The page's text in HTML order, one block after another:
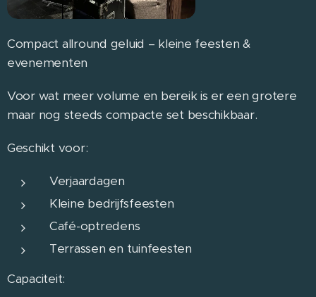
Compact allround geluid – kleine feesten &
evenementen
Voor wat meer volume en bereik is er een grotere
maar nog steeds compacte set beschikbaar.
Geschikt voor:
Verjaardagen
Kleine bedrijfsfeesten
Café-optredens
Terrassen en tuinfeesten
Capaciteit: